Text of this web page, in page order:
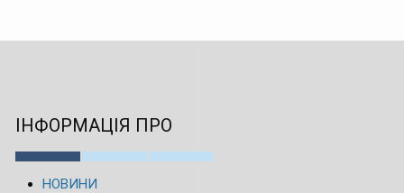
ІНФОРМАЦІЯ ПРО
НОВИНИ